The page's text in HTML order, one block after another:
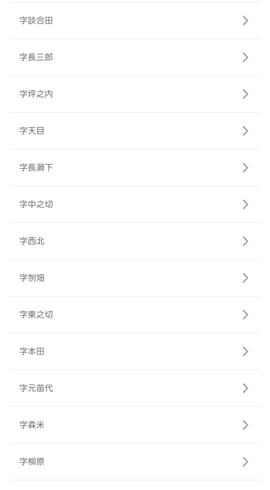
字談合田
字長三郎
字坪之内
字天目
字長瀬下
字中之切
字西北
字刎畑
字東之切
字本田
字元苗代
字森米
字柳原